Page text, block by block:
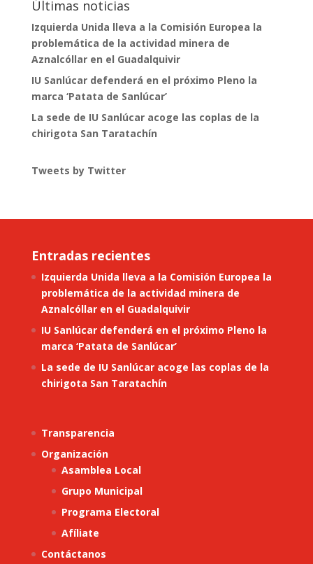
Últimas noticias
Izquierda Unida lleva a la Comisión Europea la
problemática de la actividad minera de
Aznalcóllar en el Guadalquivir
IU Sanlúcar defenderá en el próximo Pleno la
marca ‘Patata de Sanlúcar’
La sede de IU Sanlúcar acoge las coplas de la
chirigota San Taratachín
Tweets by Twitter
Entradas recientes
Izquierda Unida lleva a la Comisión Europea la
problemática de la actividad minera de
Aznalcóllar en el Guadalquivir
IU Sanlúcar defenderá en el próximo Pleno la
marca ‘Patata de Sanlúcar’
La sede de IU Sanlúcar acoge las coplas de la
chirigota San Taratachín
Transparencia
Organización
Asamblea Local
Grupo Municipal
Programa Electoral
Afíliate
Contáctanos